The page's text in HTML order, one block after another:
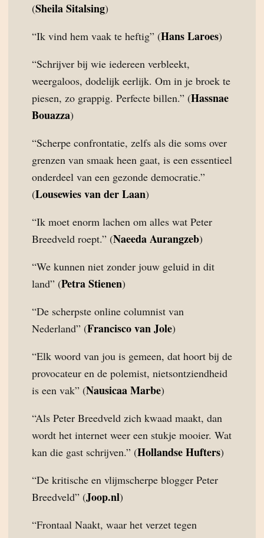
(Sheila Sitalsing)
“Ik vind hem vaak te heftig” (Hans Laroes)
“Schrijver bij wie iedereen verbleekt,
weergaloos, dodelijk eerlijk. Om in je broek te
piesen, zo grappig. Perfecte billen.” (Hassnae
Bouazza)
“Scherpe confrontatie, zelfs als die soms over
grenzen van smaak heen gaat, is een essentieel
onderdeel van een gezonde democratie.”
(Lousewies van der Laan)
“Ik moet enorm lachen om alles wat Peter
Breedveld roept.” (Naeeda Aurangzeb)
“We kunnen niet zonder jouw geluid in dit
land” (Petra Stienen)
“De scherpste online columnist van
Nederland” (Francisco van Jole)
“Elk woord van jou is gemeen, dat hoort bij de
provocateur en de polemist, nietsontziendheid
is een vak” (Nausicaa Marbe)
“Als Peter Breedveld zich kwaad maakt, dan
wordt het internet weer een stukje mooier. Wat
kan die gast schrijven.” (Hollandse Hufters)
“De kritische en vlijmscherpe blogger Peter
Breedveld” (Joop.nl)
“Frontaal Naakt, waar het verzet tegen